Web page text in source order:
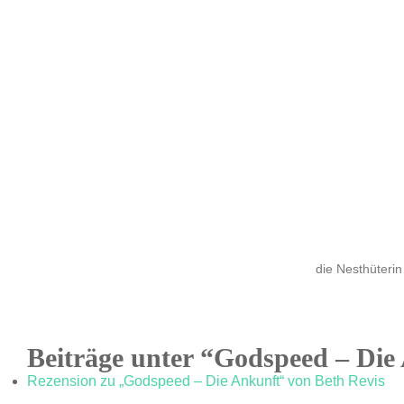
die Nesthüterin
Beiträge unter “Godspeed –
Rezension zu „Godspeed – Die Ankunft“ von Beth Revis